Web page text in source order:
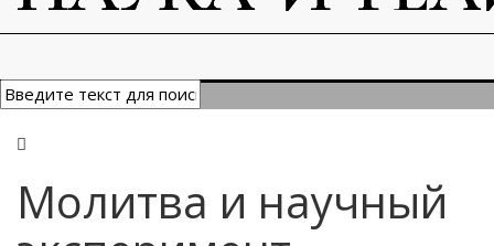
Молитва и научный